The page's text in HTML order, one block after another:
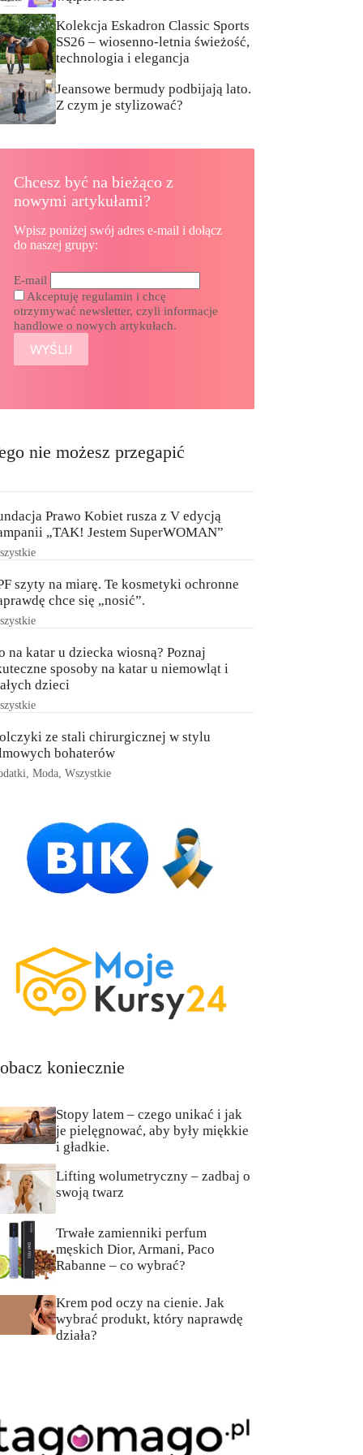
Kolekcja Eskadron Classic Sports
SS26 – wiosenno-letnia świeżość,
technologia i elegancja
Jeansowe bermudy podbijają lato.
Z czym je stylizować?
Chcesz być na bieżąco z
nowymi artykułami?
Wpisz poniżej swój adres e-mail i dołącz
do naszej grupy:
E-mail
Akceptuję regulamin i chcę
otrzymywać newsletter, czyli informacje
handlowe o nowych artykułach.
nie możesz przegapić
Prawo Kobiet rusza z V edycją
„TAK! Jestem SuperWOMAN”
szyty na miarę. Te kosmetyki ochronne
chce się „nosić”.
na katar u dziecka wiosną? Poznaj
sposoby na katar u niemowląt i
dzieci
ze stali chirurgicznej w stylu
bohaterów
,Moda ,Wszystkie
koniecznie
Stopy latem – czego unikać i jak
je pielęgnować, aby były miękkie
i gładkie.
Lifting wolumetryczny – zadbaj o
swoją twarz
Trwałe zamienniki perfum
męskich Dior, Armani, Paco
Rabanne – co wybrać?
Krem pod oczy na cienie. Jak
wybrać produkt, który naprawdę
działa?